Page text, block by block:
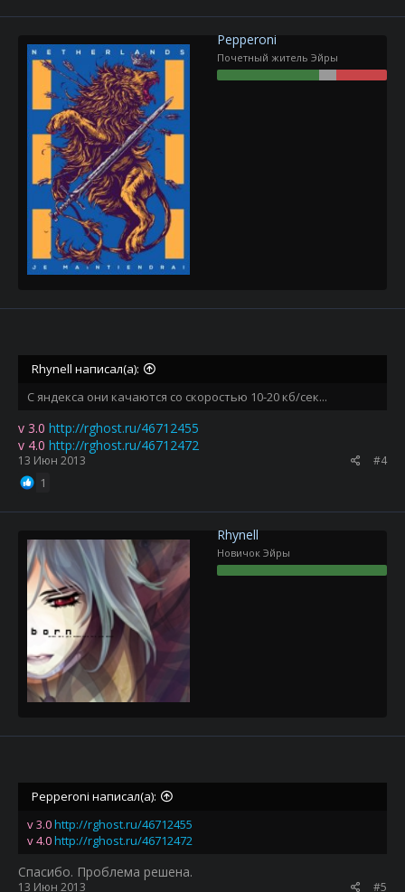
Pepperoni
Почетный житель Эйры
Rhynell написал(а):
С яндекса они качаются со скоростью 10-20 кб/сек...
v 3.0 http://rghost.ru/46712455
v 4.0 http://rghost.ru/46712472
13 Июн 2013 #4
1
Rhynell
Новичок Эйры
Pepperoni написал(а):
v 3.0http://rghost.ru/46712455
v 4.0http://rghost.ru/46712472
Спасибо. Проблема решена.
13 Июн 2013 #5